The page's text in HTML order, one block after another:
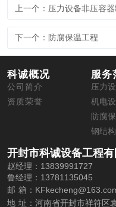
上一个：压力设备非压容
下一个：防腐保温工程
科诚概况
公司简介
资质荣誉
服务
压力
机电
防腐
钢结
开封市科诚设备工程有
赵经理：13839991727
鲁经理：13781135045
邮 箱：
地 址： 河南省开封市祥符区